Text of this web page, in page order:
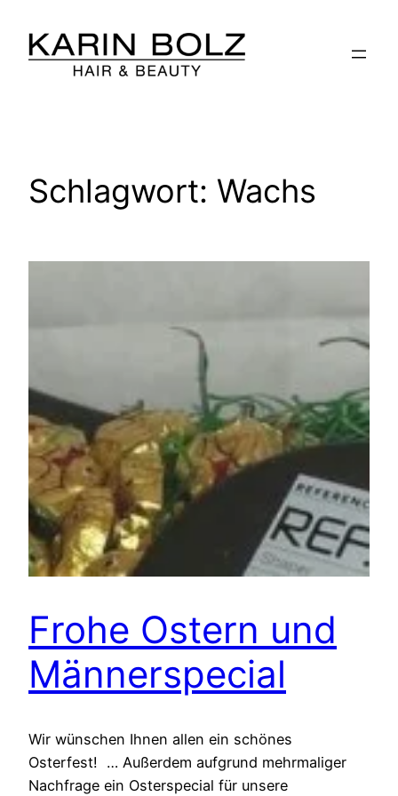
Inhalt
springen
Schlagwort: Wachs
Frohe Ostern und
Männerspecial
Wir wünschen Ihnen allen ein schönes
Osterfest! … Außerdem aufgrund mehrmaliger
Nachfrage ein Osterspecial für unsere